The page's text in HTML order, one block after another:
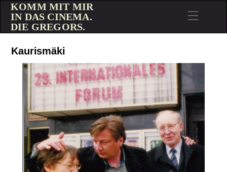
KOMM MIT MIR
IN DAS CINEMA.
DIE GREGORS.
Kaurismäki